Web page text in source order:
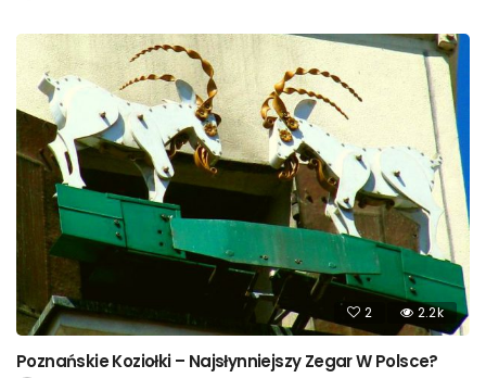
2 2.2k
Poznańskie Koziołki – Najsłynniejszy Zegar W Polsce?